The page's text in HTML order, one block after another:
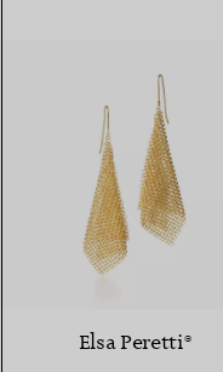
Elsa Peretti®